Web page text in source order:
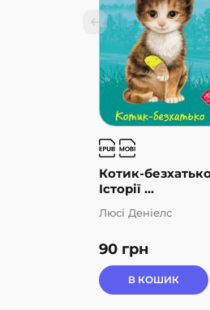
Котик-
Історії ...
90 грн
Люсі Деніелс
В КОШИК